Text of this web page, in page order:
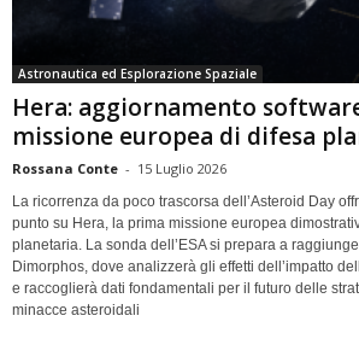
Astronautica ed Esplorazione Spaziale
Hera: aggiornamento
missione europea di difesa
Rossana Conte - 15 Luglio 2026
La ricorrenza da poco trascorsa dell’Asteroid Day
punto su Hera, la prima missione europea
planetaria. La sonda dell’ESA si prepara a
Dimorphos, dove analizzerà gli effetti dell’impatto
e raccoglierà dati fondamentali per il futuro delle
minacce asteroidali